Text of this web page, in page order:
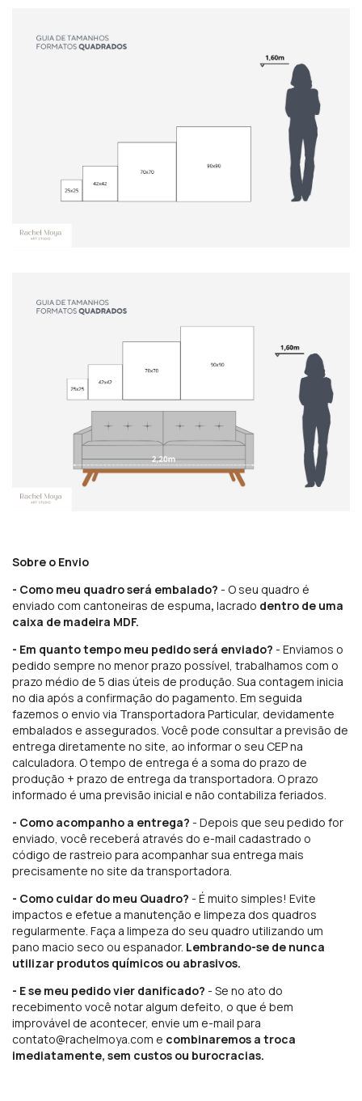
Sobre o Envio
- Como meu quadro será embalado? - O seu quadro é
enviado com cantoneiras de espuma, lacrado dentro de uma
caixa de madeira MDF.
- Em quanto tempo meu pedido será enviado? - Enviamos o
pedido sempre no menor prazo possível, trabalhamos com o
prazo médio de 5 dias úteis de produção. Sua contagem inicia
no dia após a confirmação do pagamento. Em seguida
fazemos o envio via Transportadora Particular, devidamente
embalados e assegurados. Você pode consultar a previsão de
entrega diretamente no site, ao informar o seu CEP na
calculadora. O tempo de entrega é a soma do prazo de
produção + prazo de entrega da transportadora. O prazo
informado é uma previsão inicial e não contabiliza feriados.
- Como acompanho a entrega? - Depois que seu pedido for
enviado, você receberá através do e-mail cadastrado o
código de rastreio para acompanhar sua entrega mais
precisamente no site da transportadora.
- Como cuidar do meu Quadro? - É muito simples! Evite
impactos e efetue a manutenção e limpeza dos quadros
regularmente. Faça a limpeza do seu quadro utilizando um
pano macio seco ou espanador. Lembrando-se de nunca
utilizar produtos químicos ou abrasivos.
- E se meu pedido vier danificado? - Se no ato do
recebimento você notar algum defeito, o que é bem
improvável de acontecer, envie um e-mail para
contato@rachelmoya.com e combinaremos a troca
imediatamente, sem custos ou burocracias.